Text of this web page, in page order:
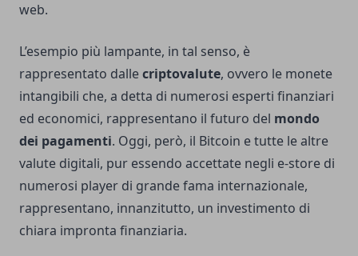
web.
L’esempio più lampante, in tal senso, è
rappresentato dallecriptovalute, ovvero le monete
intangibili che, a detta di numerosi esperti finanziari
ed economici, rappresentano il futuro del mondo
dei pagamenti. Oggi, però, il Bitcoin e tutte le altre
valute digitali, pur essendo accettate negli e-store di
numerosi player di grande fama internazionale,
rappresentano, innanzitutto, un investimento di
chiara impronta finanziaria.